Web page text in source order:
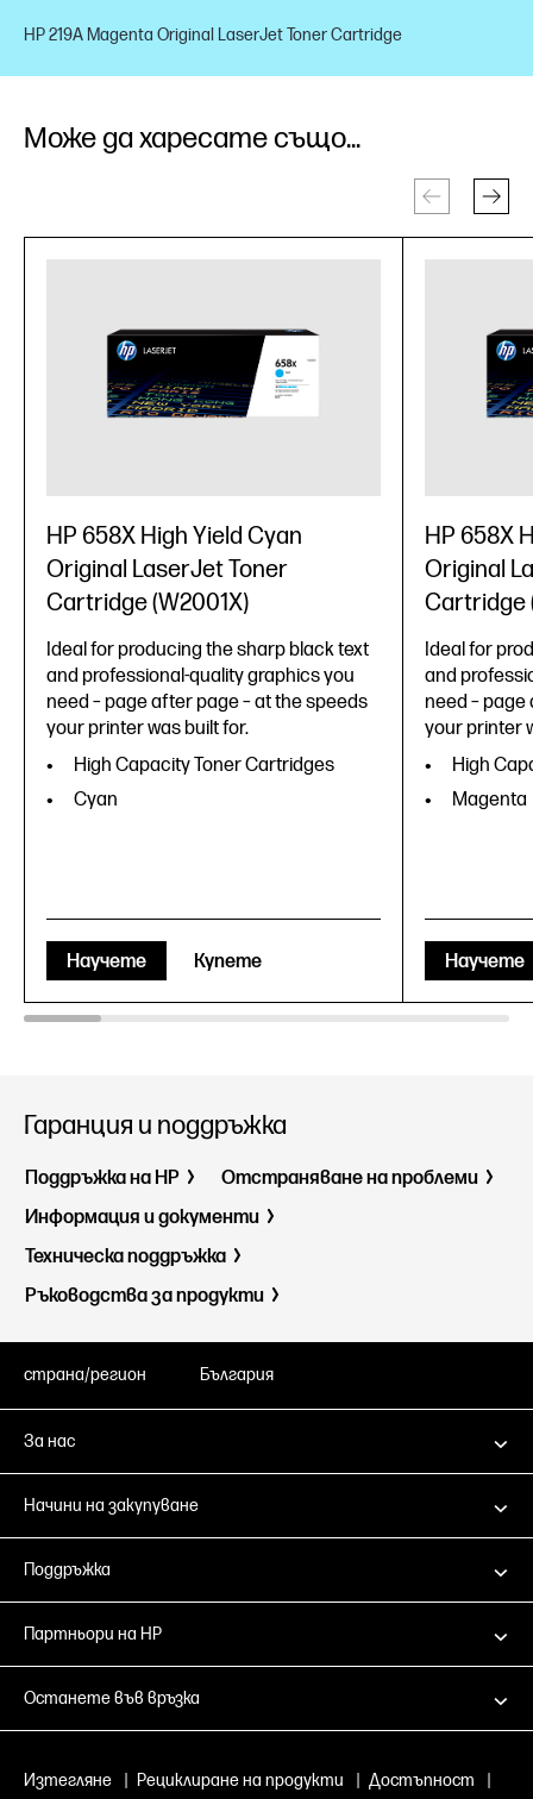
HP 219A Magenta Original LaserJet Toner Cartridge
Може да харесате също...
HP 658X High Yield Cyan
Original LaserJet Toner
Cartridge (W2001X)
Ideal for producing the sharp black text
and professional-quality graphics you
need – page after page – at the speeds
your printer was built for.
High Capacity Toner Cartridges
Cyan
Научете Купете
HP 658X
Original
Cartridge
Ideal for
and
need –
your printer
High
Magenta
Научете
Гаранция и поддръжка
Поддръжка на HP
Отстраняване на проблеми
Информация и документи
Техническа поддръжка
Ръководства за продукти
страна/регион България
За нас
Начини на закупуване
Поддръжка
Партньори на HP
Останете във връзка
Изтегляне Рециклиране на продукти Достъпност